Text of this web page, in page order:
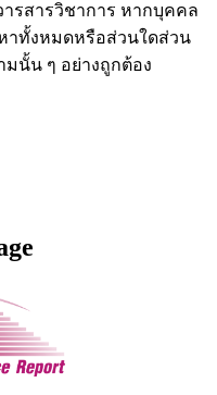
ารสารวิชาการ หากบุคคล
าทั้งหมดหรือส่วนใดส่วน
มนั้น ๆ อย่างถูกต้อง